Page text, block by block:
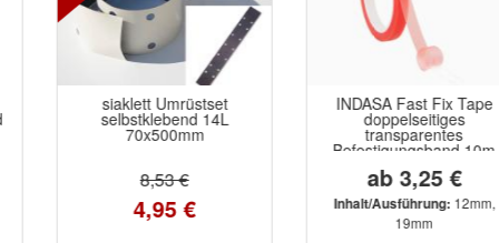
siaklett Umrüstset
selbstklebend 14L
70x500mm
8,53 €
4,95 €
INDASA Fast Fix Tape
doppelseitiges
transparentes
Befestigungsband 10m
ab 3,25 €
Inhalt/Ausführung:12mm,